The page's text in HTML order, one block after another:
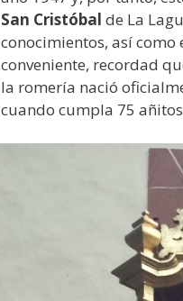
San Cristóbal de La
conocimientos, así
conveniente, recordad
la romería nació
cuando cumpla 75